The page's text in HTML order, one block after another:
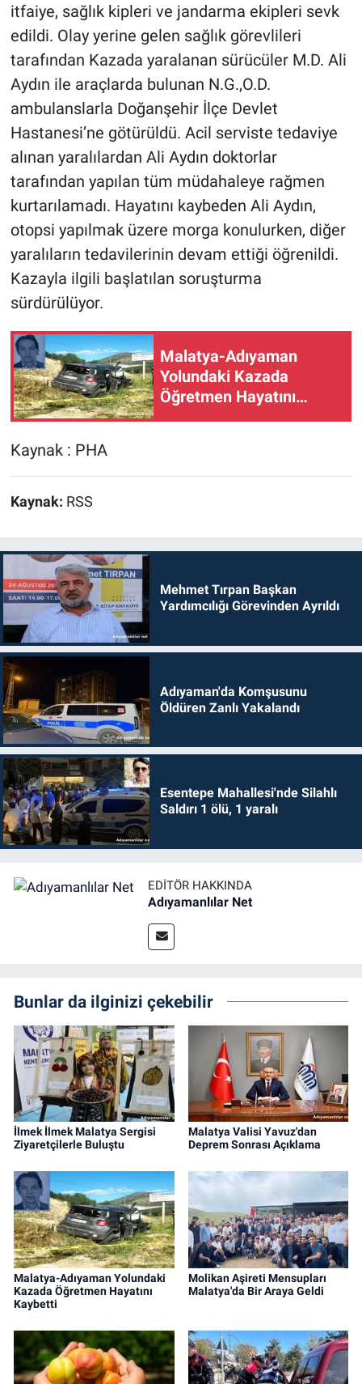
itfaiye, sağlık kipleri ve jandarma ekipleri sevk
edildi. Olay yerine gelen sağlık görevlileri
tarafından Kazada yaralanan sürücüler M.D. Ali
Aydın ile araçlarda bulunan N.G.,O.D.
ambulanslarla Doğanşehir İlçe Devlet
Hastanesi’ne götürüldü. Acil serviste tedaviye
alınan yaralılardan Ali Aydın doktorlar
tarafından yapılan tüm müdahaleye rağmen
kurtarılamadı. Hayatını kaybeden Ali Aydın,
otopsi yapılmak üzere morga konulurken, diğer
yaralıların tedavilerinin devam ettiği öğrenildi.
Kazayla ilgili başlatılan soruşturma
sürdürülüyor.
Malatya-Adıyaman
Yolundaki Kazada
Öğretmen Hayatını
Kaynak : PHA
Kaynak: RSS
Mehmet Tırpan Başkan
Yardımcılığı Görevinden Ayrıldı
Adıyaman'da Komşusunu
Öldüren Zanlı Yakalandı
Esentepe Mahallesi'nde Silahlı
Saldırı 1 ölü, 1 yaralı
EDITÖR HAKKINDA
Adıyamanlılar Net
Bunlar da ilginizi çekebilir
İlmek İlmek Malatya Sergisi
Ziyaretçilerle Buluştu
Malatya Valisi Yavuz'dan
Deprem Sonrası Açıklama
Malatya-Adıyaman Yolundaki
Kazada Öğretmen Hayatını
Kaybetti
Molikan Aşireti Mensupları
Malatya'da Bir Araya Geldi